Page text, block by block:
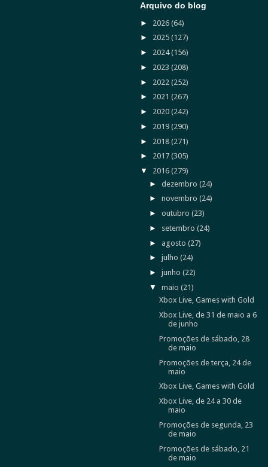
Arquivo do blog
► 2026 (64)
► 2025 (127)
► 2024(156)
► 2023 (208)
► 2022 (252)
► 2021 (267)
► 2020 (242)
► 2019 (290)
► 2018 (271)
► 2017 (305)
▼ 2016 (279)
►dezembro(24)
►novembro(24)
►outubro(23)
► setembro(24)
► agosto(27)
►julho(24)
►junho(22)
▼maio(21)
Xbox Live, Games with Gold
Xbox Live, de 31 de maio a 6
de junho
Promoções de sábado, 28
de maio
Promoções de terça, 24 de
maio
Xbox Live, Games with Gold
Xbox Live, de 24 a 30 de
maio
Promoções de segunda, 23
de maio
Promoções de sábado, 21
de maio